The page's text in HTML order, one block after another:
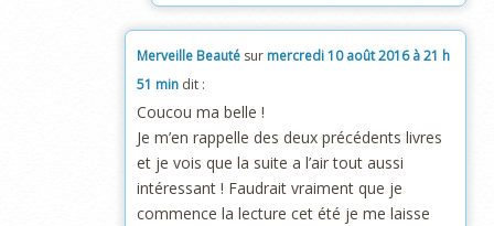
Merveille Beauté sur mercredi 10 août 2016 à 21 h
51 min dit :
Coucou ma belle !
Je m’en rappelle des deux précédents livres
et je vois que la suite a l’air tout aussi
intéressant ! Faudrait vraiment que je
commence la lecture cet été je me laisse